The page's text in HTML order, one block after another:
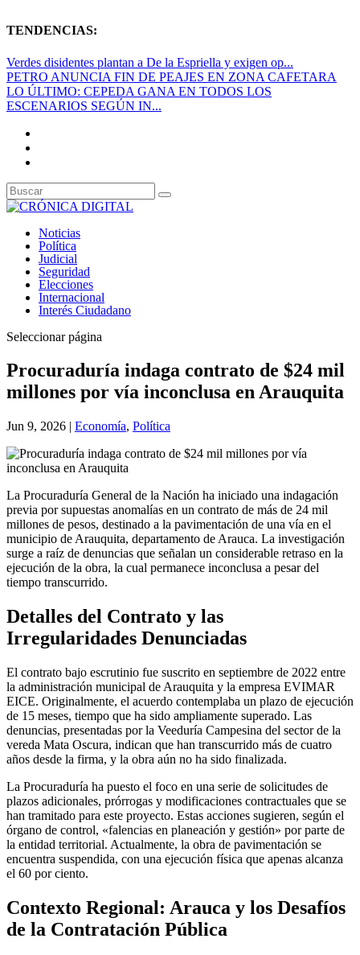
TENDENCIAS:
Verdes disidentes plantan a De la Espriella y exigen op...
PETRO ANUNCIA FIN DE PEAJES EN ZONA CAFETARA
LO ÚLTIMO: CEPEDA GANA EN TODOS LOS
ESCENARIOS SEGÚN IN...
Noticias
Política
Judicial
Seguridad
Elecciones
Internacional
Interés Ciudadano
Seleccionar página
Procuraduría indaga contrato de $24 mil
millones por vía inconclusa en Arauquita
Jun 9, 2026 | Economía, Política
La Procuraduría General de la Nación ha iniciado una indagación
previa por supuestas anomalías en un contrato de más de 24 mil
millones de pesos, destinado a la pavimentación de una vía en el
municipio de Arauquita, departamento de Arauca. La investigación
surge a raíz de denuncias que señalan un considerable retraso en la
ejecución de la obra, la cual permanece inconclusa a pesar del
tiempo transcurrido.
Detalles del Contrato y las
Irregularidades Denunciadas
El contrato bajo escrutinio fue suscrito en septiembre de 2022 entre
la administración municipal de Arauquita y la empresa EVIMAR
EICE. Originalmente, el acuerdo contemplaba un plazo de ejecución
de 15 meses, tiempo que ha sido ampliamente superado. Las
denuncias, presentadas por la Veeduría Campesina del sector de la
vereda Mata Oscura, indican que han transcurrido más de cuatro
años desde la firma, y la obra aún no ha sido finalizada.
La Procuraduría ha puesto el foco en una serie de solicitudes de
plazos adicionales, prórrogas y modificaciones contractuales que se
han tramitado para este proyecto. Estas acciones sugieren, según el
órgano de control, «falencias en planeación y gestión» por parte de
la entidad territorial. Actualmente, la obra de pavimentación se
encuentra suspendida, con una ejecución física que apenas alcanza
el 60 por ciento.
Contexto Regional: Arauca y los Desafíos
de la Contratación Pública